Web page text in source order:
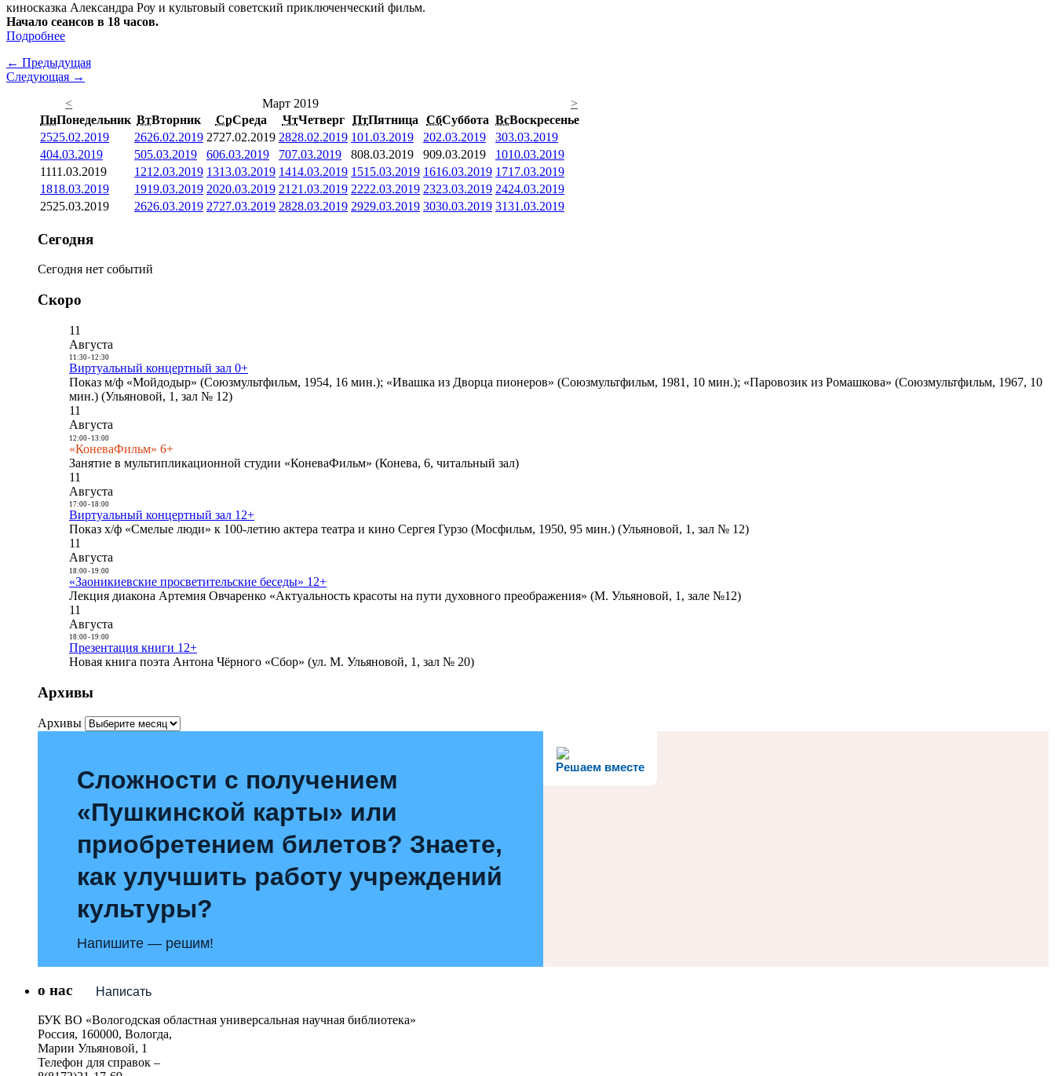
киносказка Александра Роу и культовый советский приключенческий фильм.
Начало сеансов в 18 часов.
Подробнее
← Предыдущая
Следующая →
<
Март 2019
>
ПнПонедельник ВтВторник СрСреда ЧтЧетверг ПтПятница СбСуббота ВсВоскресенье
2525.02.2019 2626.02.2019 2727.02.2019 2828.02.2019 101.03.2019 202.03.2019 303.03.2019
404.03.2019 505.03.2019 606.03.2019 707.03.2019 808.03.2019 909.03.2019 1010.03.2019
1111.03.2019 1212.03.2019 1313.03.2019 1414.03.2019 1515.03.2019 1616.03.2019 1717.03.2019
1818.03.2019 1919.03.2019 2020.03.2019 21 21.03.2019 2222.03.2019 2323.03.2019 2424.03.2019
2525.03.2019 2626.03.2019 2727.03.2019 2828.03.2019 2929.03.2019 3030.03.2019 3131.03.2019
Сегодня
Сегодня нет событий
Скоро
11
Августа
11:30- 12:30
Виртуальный концертный зал 0+
Показ м/ф «Мойдодыр» (Союзмультфильм, 1954, 16 мин.); «Ивашка из Дворца пионеров» (Союзмультфильм, 1981, 10 мин.); «Паровозик из Ромашкова» (Союзмультфильм, 1967, 10
мин.) (Ульяновой, 1, зал № 12)
11
Августа
12:00- 13:00
«КоневаФильм» 6+
Занятие в мультипликационной студии «КоневаФильм» (Конева, 6, читальный зал)
11
Августа
17:00- 18:00
Виртуальный концертный зал 12+
Показ х/ф «Смелые люди» к 100-летию актера театра и кино Сергея Гурзо (Мосфильм, 1950, 95 мин.) (Ульяновой, 1, зал № 12)
11
Августа
18:00- 19:00
«Заоникиевские просветительские беседы» 12+
Лекция диакона Артемия Овчаренко «Актуальность красоты на пути духовного преображения» (М. Ульяновой, 1, зале №12)
11
Августа
18:00- 19:00
Презентация книги 12+
Новая книга поэта Антона Чёрного «Сбор» (ул. М. Ульяновой, 1, зал № 20)
Архивы
Архивы
Решаем вместе
Сложности с получением
«Пушкинской карты» или
приобретением билетов? Знаете,
как улучшить работу учреждений
культуры?
Напишите — решим!
Написать
о нас
БУК ВО «Вологодская областная универсальная научная библиотека»
Россия, 160000, Вологда,
Марии Ульяновой, 1
Телефон для справок –